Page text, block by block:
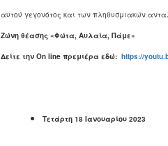
αυτού γεγονότος και των πληθυσμιακών
Ζώνη θέασης «Φώτα, Αυλαία, Πάμε»
Δείτε την On lineπρεμιέρα εδώ: https://
Τετάρτη 18 Ιανουαρίου 2023